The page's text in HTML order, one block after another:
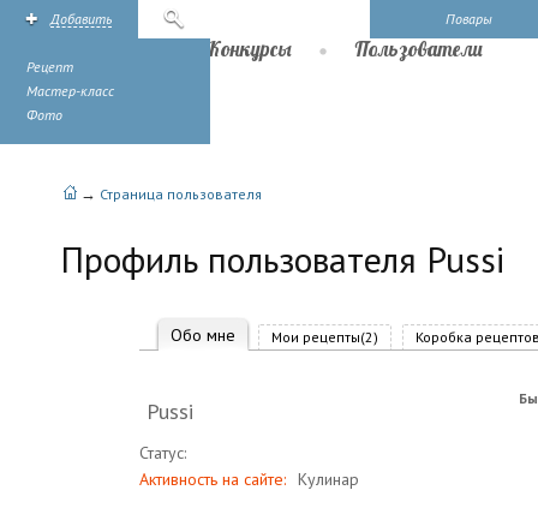
Повары
Добавить
Рецепт
Мастер-класс
Фото
Конкурсы Пользователи
→ Страница пользователя
Профиль пользователя Pussi
Обо мне Мои рецепты(2) Коробка
Pussi
Статус:
Активность на сайте: Кулинар